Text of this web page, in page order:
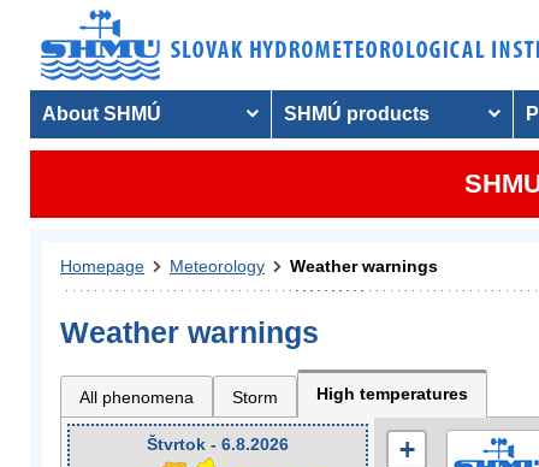
About SHMÚ SHMÚ products
Homepage Meteorology Weather warnings
Weather warnings
All phenomena Storm High temperatures
Štvrtok - 6.8.2026
+